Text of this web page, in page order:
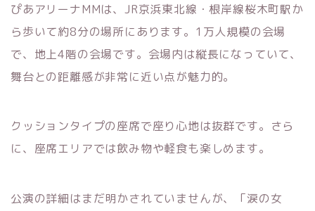
ぴあアリーナMMは、JR京浜東北線・根岸線桜木町駅か
ら歩いて約8分の場所にあります。1万人規模の会場
で、地上4階の会場です。会場内は縦長になっていて、
舞台との距離感が非常に近い点が魅力的。
クッションタイプの座席で座り心地は抜群です。さら
に、座席エリアでは飲み物や軽食も楽しめます。
公演の詳細はまだ明かされていませんが、「涙の女